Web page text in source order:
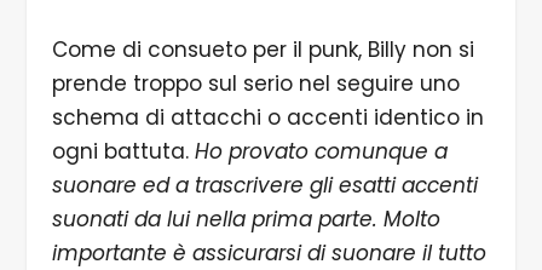
Come di consueto per il punk, Billy non si
prende troppo sul serio nel seguire uno
schema di attacchi o accenti identico in
ogni battuta. Ho provato comunque a
suonare ed a trascrivere gli esatti accenti
suonati da lui nella prima parte. Molto
importante è assicurarsi di suonare il tutto